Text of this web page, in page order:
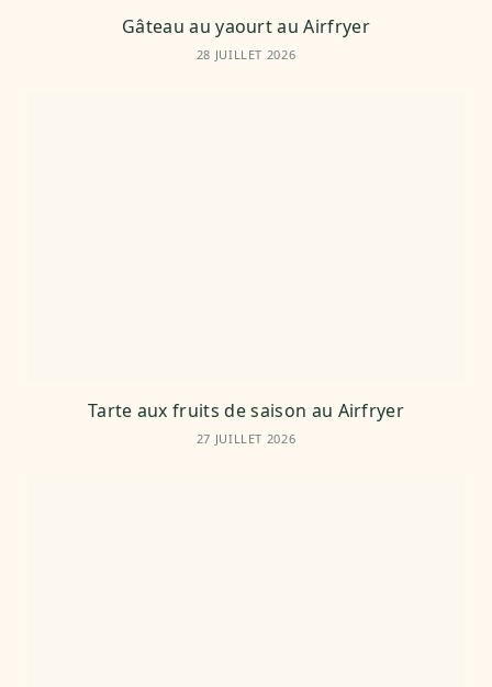
Gâteau au yaourt au Airfryer
28 JUILLET 2026
Tarte aux fruits de saison au Airfryer
27 JUILLET 2026